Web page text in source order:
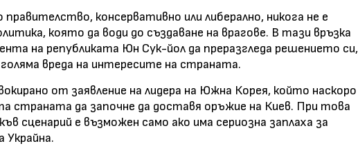
консервативно или либерално, никога не е
която да води до създаване на врагове. В тази връзка
на републиката Юн Сук-йол да преразгледа решението си,
вреда на интересите на страната.
от заявление на лидера на Южна Корея, който наскоро
страната да започне да доставя оръжие на Киев. При това
сценарий е възможен само ако има сериозна заплаха за
Украйна.